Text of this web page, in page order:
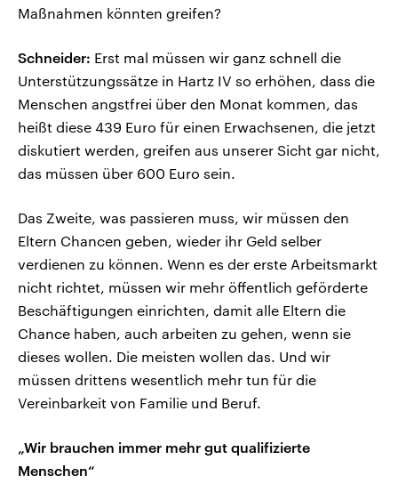
Maßnahmen könnten greifen?
Schneider: Erst mal müssen wir ganz schnell die
Unterstützungssätze in Hartz IV so erhöhen, dass die
Menschen angstfrei über den Monat kommen, das
heißt diese 439 Euro für einen Erwachsenen, die jetzt
diskutiert werden, greifen aus unserer Sicht gar nicht,
das müssen über 600 Euro sein.
Das Zweite, was passieren muss, wir müssen den
Eltern Chancen geben, wieder ihr Geld selber
verdienen zu können. Wenn es der erste Arbeitsmarkt
nicht richtet, müssen wir mehr öffentlich geförderte
Beschäftigungen einrichten, damit alle Eltern die
Chance haben, auch arbeiten zu gehen, wenn sie
dieses wollen. Die meisten wollen das. Und wir
müssen drittens wesentlich mehr tun für die
Vereinbarkeit von Familie und Beruf.
„Wir brauchen immer mehr gut qualifizierte
Menschen“